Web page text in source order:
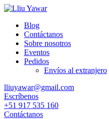
Blog
Contáctanos
Sobre nosotros
Eventos
Pedidos
Envíos al extranjero
lliuyawar@gmail.com
Escríbenos
+51 917 535 160
Contáctanos